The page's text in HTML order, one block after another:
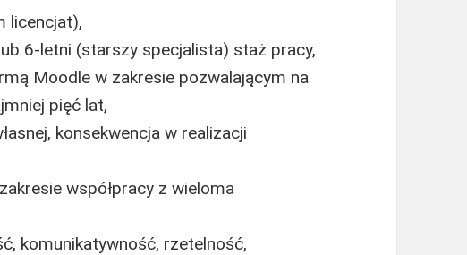
licencjat),
6-letni (starszy specjalista) staż pracy,
Moodle w zakresie pozwalającym na
pięć lat,
konsekwencja w realizacji
współpracy z wieloma
komunikatywność, rzetelność,